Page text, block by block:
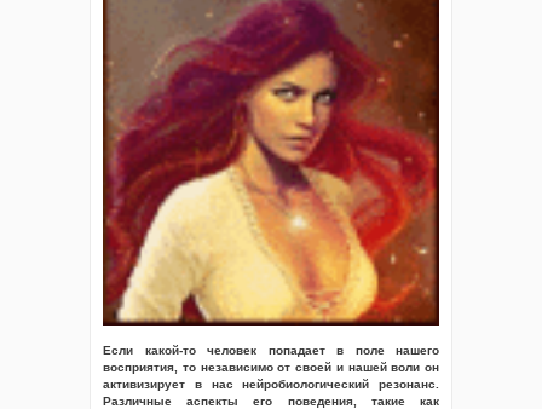
Если какой-то человек попадает в поле нашего
восприятия, то независимо от своей и нашей воли он
активизирует в нас нейробиологический резонанс.
Различные аспекты его поведения, такие как